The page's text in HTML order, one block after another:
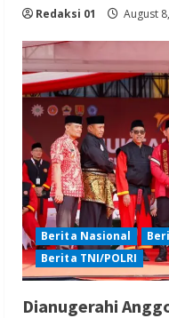
Redaksi 01 August
Berita Nasional
Berita TNI/POLRI
Dianugerahi